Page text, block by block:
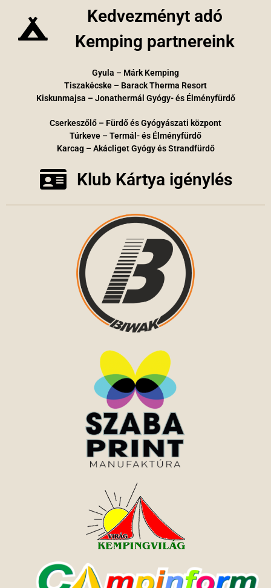
Kedvezményt adó
Kemping partnereink
Gyula – Márk Kemping
Tiszakécske – Barack Therma Resort
Kiskunmajsa – Jonathermál Gyógy- és Élményfürdő
Cserkeszőlő – Fürdő és Gyógyászati központ
Túrkeve – Termál- és Élményfürdő
Karcag – Akácliget Gyógy és Strandfürdő
Klub Kártya igénylés